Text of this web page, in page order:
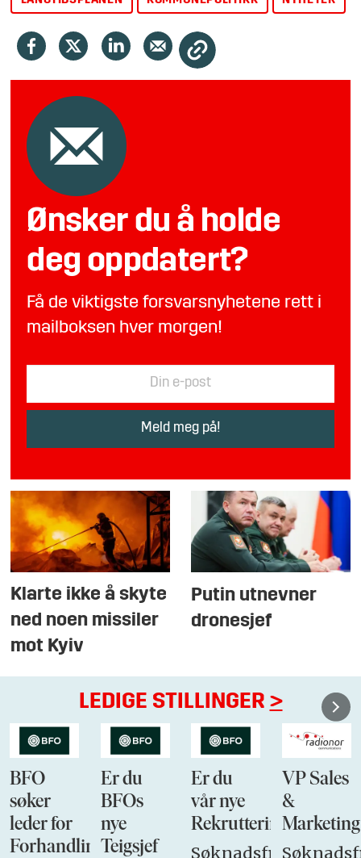
Ønsker du å holde
deg oppdatert?
Få de viktigste forsvarsnyhetene rett i
mailboksen hver morgen!
Klarte ikke å skyte
ned noen missiler
mot Kyiv
Putin utnevner
dronesjef
LEDIGE STILLINGER >
BFO
søker
leder for
Forhandlingsutvalget
Er du
BFOs
nye
Teigsjef
Er du
vår nye
Søknadsfrist:
VP Sales
&
Marketing